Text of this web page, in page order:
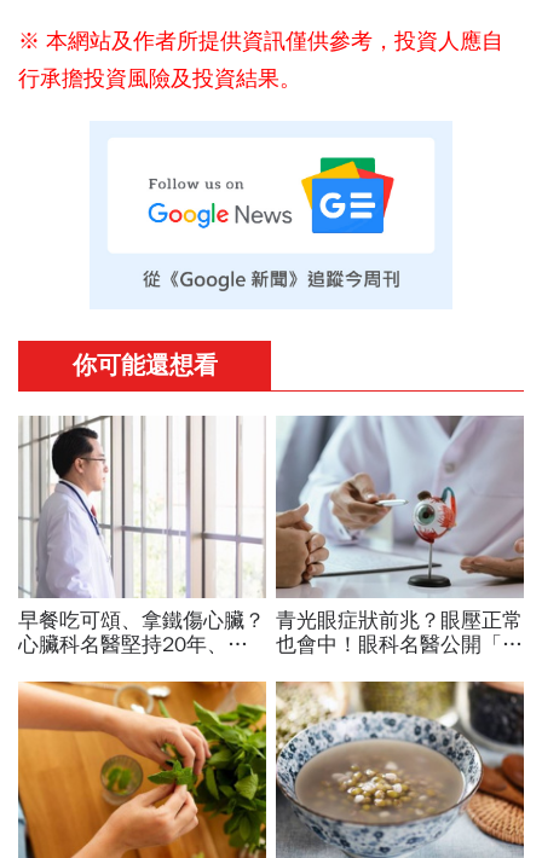
※ 本網站及作者所提供資訊僅供參考，投資人應自
行承擔投資風險及投資結果。